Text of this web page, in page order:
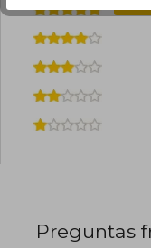
Preguntas